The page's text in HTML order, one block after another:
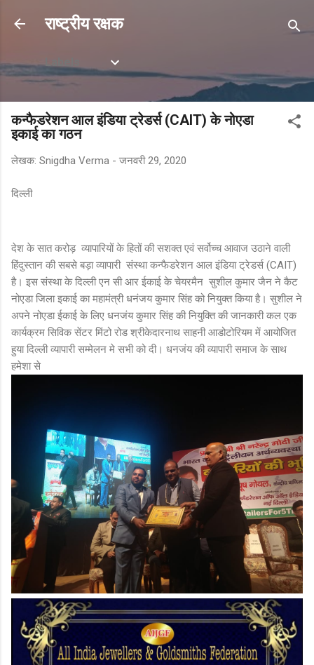
सीधे मुख्य सामग्री पर जाएं
राष्ट्रीय रक्षक
Labels
कन्फैडरेशन आल इंडिया ट्रेडर्स (CAIT) के नोएडा
इकाई का गठन
लेखक: Snigdha Verma - जनवरी 29, 2020
दिल्ली
देश के सात करोड़ व्यापारियों के हितों की सशक्त एवं सर्वोच्च आवाज उठाने वाली
हिंदुस्तान की सबसे बड़ा व्यापारी संस्था कन्फैडरेशन आल इंडिया ट्रेडर्स (CAIT)
है। इस संस्था के दिल्ली एन सी आर ईकाई के चेयरमैन सुशील कुमार जैन ने कैट
नोएडा जिला इकाई का महामंत्री धनंजय कुमार सिंह को नियुक्त किया है। सुशील ने
अपने नोएडा ईकाई के लिए धनजंय कुमार सिंह की नियुक्ति की जानकारी कल एक
कार्यक्रम सिविक सेंटर मिंटो रोड श्रीकेदारनाथ साहनी आडोटोरियम में आयोजित
हुया दिल्ली व्यापारी सम्मेलन मे सभी को दी। धनजंय की व्यापारी समाज के साथ
हमेशा से